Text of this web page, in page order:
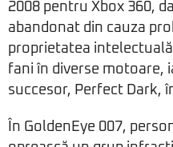
2008 pentru Xbox 360,
abandonat din cauza
proprietatea
fani în diverse motoare,
succesor, Perfect Dark,
În GoldenEye 007,